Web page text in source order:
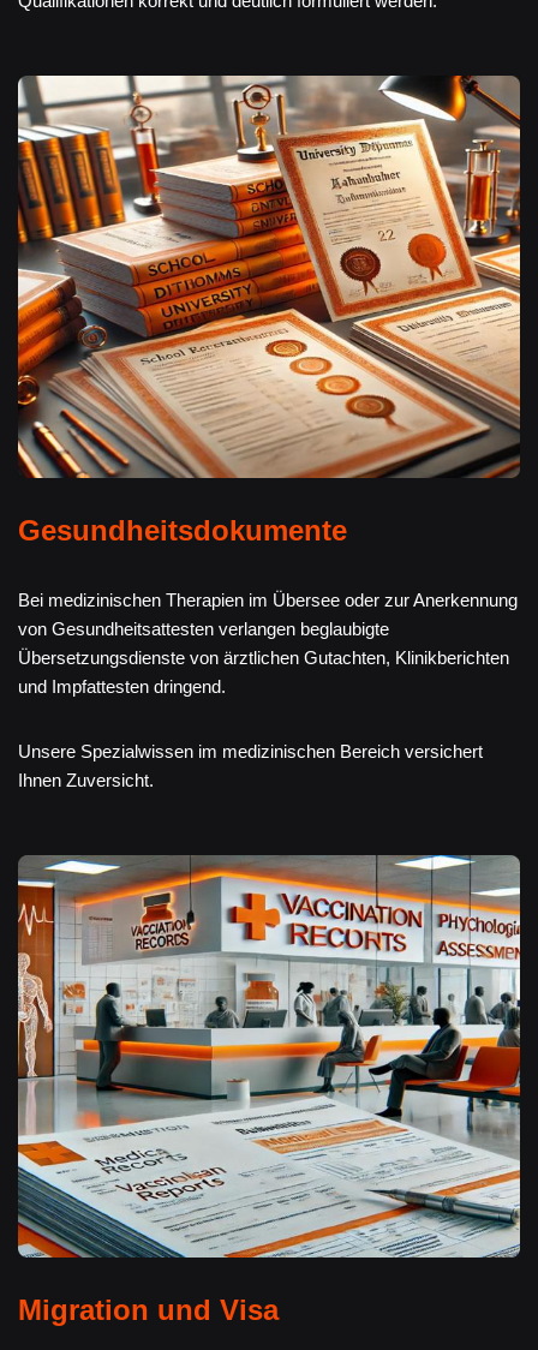
Gesundheitsdokumente
Bei medizinischen Therapien im Übersee oder zur Anerkennung
von Gesundheitsattesten verlangen beglaubigte
Übersetzungsdienste von ärztlichen Gutachten, Klinikberichten
und Impfattesten dringend.
Unsere Spezialwissen im medizinischen Bereich versichert
Ihnen Zuversicht.
Migration und Visa